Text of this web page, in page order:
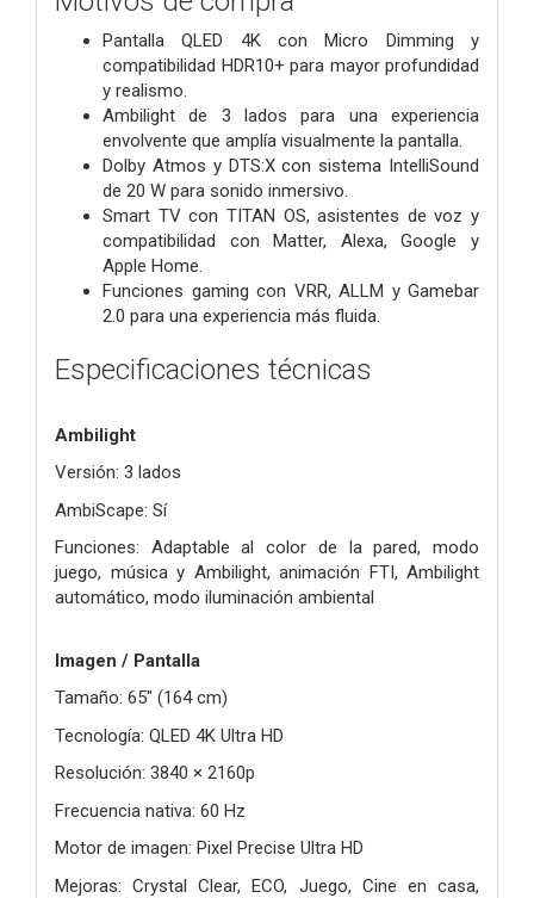
Pantalla QLED 4K con Micro Dimming y
compatibilidad HDR10+ para mayor profundidad
y realismo.
Ambilight de 3 lados para una experiencia
envolvente que amplía visualmente la pantalla.
Dolby Atmos y DTS:X con sistema IntelliSound
de 20 W para sonido inmersivo.
Smart TV con TITAN OS, asistentes de voz y
compatibilidad con Matter, Alexa, Google y
Apple Home.
Funciones gaming con VRR, ALLM y Gamebar
2.0 para una experiencia más fluida.
Especificaciones técnicas
Ambilight
Versión: 3 lados
AmbiScape: Sí
Funciones: Adaptable al color de la pared, modo
juego, música y Ambilight, animación FTI, Ambilight
automático, modo iluminación ambiental
Imagen / Pantalla
Tamaño: 65" (164 cm)
Tecnología: QLED 4K Ultra HD
Resolución: 3840 × 2160p
Frecuencia nativa: 60 Hz
Motor de imagen: Pixel Precise Ultra HD
Mejoras: Crystal Clear, ECO, Juego, Cine en casa,